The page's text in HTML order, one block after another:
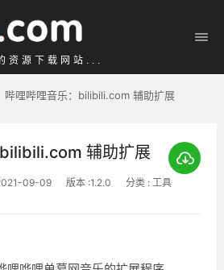
资源下载网站...
哔哩哔哩音乐：bilibili.com 辅助扩展
辅助扩展
09-09 版本 :1.2.0 分类 : 工具